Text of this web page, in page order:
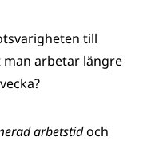
till
man arbetar längre
arbetstidoch